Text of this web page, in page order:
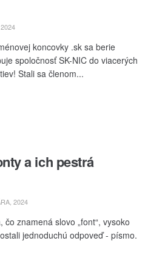
koncovky .sk sa berie
spoločnosť SK-NIC do viacerých
Stali sa členom...
a ich pestrá
2024
znamená slovo „font“, vysoko
jednoduchú odpoveď - písmo.